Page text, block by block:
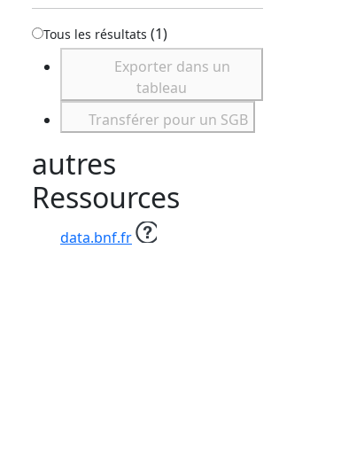
Tous les résultats (1)
Exporter dans un
tableau
Transférer pour un SGB
autres
Ressources
data.bnf.fr